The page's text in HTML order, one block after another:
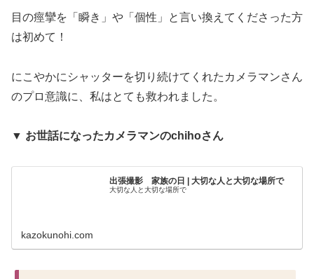
目の痙攣を「瞬き」や「個性」と言い換えてくださった方
は初めて！
にこやかにシャッターを切り続けてくれたカメラマンさん
のプロ意識に、私はとても救われました。
▼ お世話になったカメラマンのchihoさん
出張撮影 家族の日 | 大切な人と大切な場所で
大切な人と大切な場所で
kazokunohi.com